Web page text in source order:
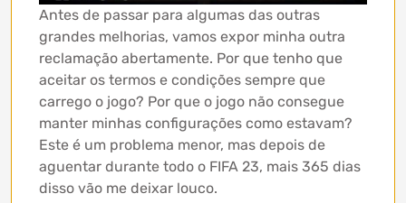
Antes de passar para algumas das outras
grandes melhorias, vamos expor minha outra
reclamação abertamente. Por que tenho que
aceitar os termos e condições sempre que
carrego o jogo? Por que o jogo não consegue
manter minhas configurações como estavam?
Este é um problema menor, mas depois de
aguentar durante todo o FIFA 23, mais 365 dias
disso vão me deixar louco.